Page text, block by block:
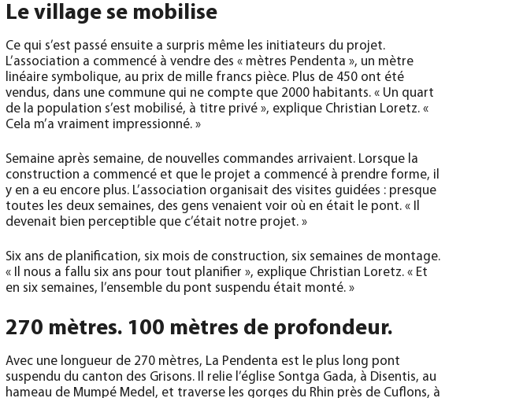
Le village se mobilise
Ce qui s’est passé ensuite a surpris même les initiateurs du projet.
L’association a commencé à vendre des « mètres Pendenta », un mètre
linéaire symbolique, au prix de mille francs pièce. Plus de 450 ont été
vendus, dans une commune qui ne compte que 2000 habitants. « Un quart
de la population s’est mobilisé, à titre privé », explique Christian Loretz. «
Cela m’a vraiment impressionné. »
Semaine après semaine, de nouvelles commandes arrivaient. Lorsque la
construction a commencé et que le projet a commencé à prendre forme, il
y en a eu encore plus. L’association organisait des visites guidées : presque
toutes les deux semaines, des gens venaient voir où en était le pont. « Il
devenait bien perceptible que c’était notre projet. »
Six ans de planification, six mois de construction, six semaines de montage.
« Il nous a fallu six ans pour tout planifier », explique Christian Loretz. « Et
en six semaines, l’ensemble du pont suspendu était monté. »
270 mètres. 100 mètres de profondeur.
Avec une longueur de 270 mètres, La Pendenta est le plus long pont
suspendu du canton des Grisons. Il relie l’église Sontga Gada, à Disentis, au
hameau de Mumpé Medel, et traverse les gorges du Rhin près de Cuflons, à